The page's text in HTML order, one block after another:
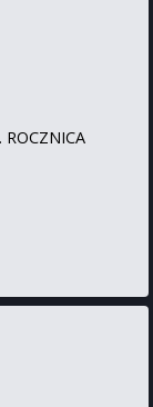
ROCZNICA